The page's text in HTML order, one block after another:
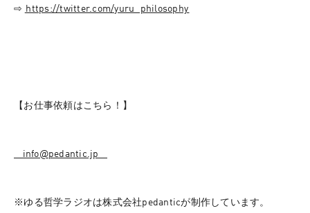
⇨ ⁠ ⁠⁠⁠⁠⁠⁠https://twitter.com/yuru_philosophy⁠⁠⁠⁠⁠⁠
【お仕事依頼はこちら！】
⁠⁠⁠⁠⁠⁠⁠⁠⁠⁠⁠⁠⁠⁠⁠⁠⁠⁠⁠⁠⁠⁠⁠⁠⁠⁠⁠⁠⁠⁠⁠⁠⁠⁠⁠⁠⁠⁠⁠⁠⁠⁠⁠⁠⁠⁠⁠⁠⁠⁠info@pedantic.jp⁠⁠⁠⁠⁠⁠⁠⁠⁠⁠⁠⁠⁠⁠⁠⁠⁠⁠⁠⁠⁠⁠⁠⁠⁠⁠⁠⁠⁠⁠⁠⁠⁠⁠⁠⁠⁠⁠⁠⁠⁠⁠⁠⁠⁠⁠⁠⁠⁠⁠
※ゆる哲学ラジオは株式会社pedanticが制作しています。